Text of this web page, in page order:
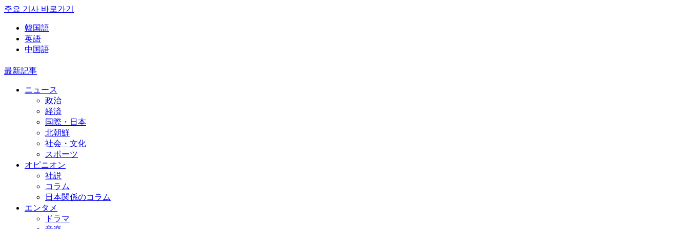
주요 기사 바로가기
韓国語
英語
中国語
最新記事
ニュース
政治
経済
国際・日本
北朝鮮
社会・文化
スポーツ
オピニオン
社説
コラム
日本関係のコラム
エンタメ
ドラマ